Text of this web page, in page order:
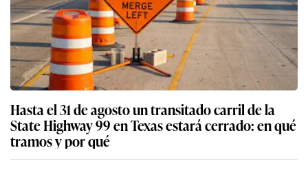
Hasta el 31 de agosto un transitado carril de la
State Highway 99 en Texas estará cerrado: en qué
tramos y por qué